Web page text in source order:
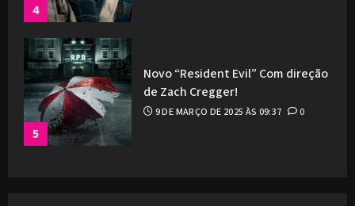
4
5
Novo “Resident Evil” Com direção
de Zach Cregger!
9 DE MARÇO DE 2025 ÀS 09:37 0